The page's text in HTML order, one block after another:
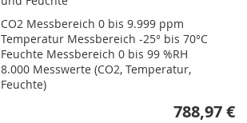
CO2 Messbereich 0 bis 9.999 ppm
Temperatur Messbereich -25° bis 70°C
Feuchte Messbereich 0 bis 99 %RH
8.000 Messwerte (CO2, Temperatur,
Feuchte)
788,97 €